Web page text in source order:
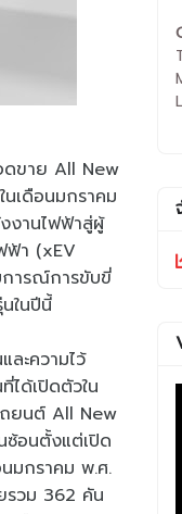
ดขาย All New
เดือนมกราคม
งานไฟฟ้าสู่ผู้
ฟ้า (xEV
การณ์การขับขี่
ในปีนี้
ละความไว้
ได้เปิดตัวใน
ถยนต์ All New
อนตั้งแต่เปิด
มกราคม พ.ศ.
รวม 362 คัน